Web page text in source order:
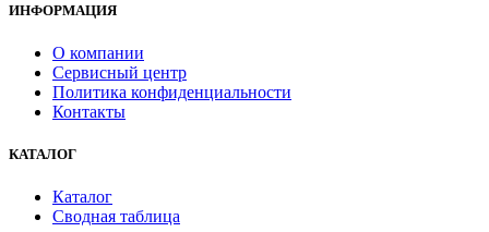
ИНФОРМАЦИЯ
О компании
Сервисный центр
Политика конфиденциальности
Контакты
КАТАЛОГ
Каталог
Сводная таблица